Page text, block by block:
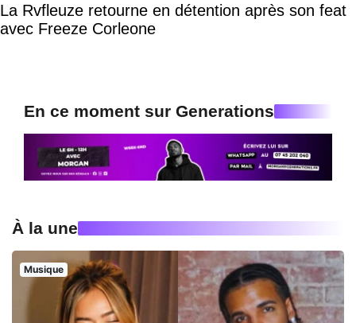
La Rvfleuze retourne en détention après son feat
avec Freeze Corleone
En ce moment sur Generations
À la une
Musique